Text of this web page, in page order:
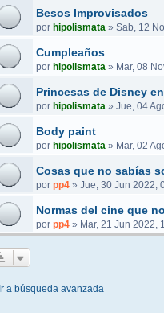
Besos Improvisados
por hipolismata» Sab, 12
Cumpleaños
por hipolismata» Mar, 08
Princesas de Disney
por hipolismata» Jue, 04
Body paint
por hipolismata» Mar, 02
Cosas que no sabías
por pp4» Jue, 30 Jun 2022,
Normas del cine que
por pp4» Mar, 21 Jun 2022,
Ir a búsqueda avanzada